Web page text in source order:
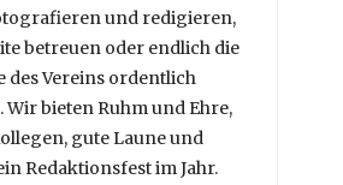
und redigieren,
betreuen oder endlich die
des Vereins ordentlich
bieten Ruhm und Ehre,
gute Laune und
Redaktionsfest im Jahr.